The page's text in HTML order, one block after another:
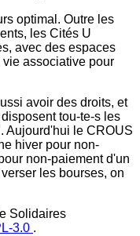
optimal. Outre les
les Cités U
avec des espaces
associative pour
avoir des droits, et
tou-te-s les
Aujourd'hui le CROUS
hiver pour non-
non-paiement d'un
les bourses, on
Solidaires
3.0 .